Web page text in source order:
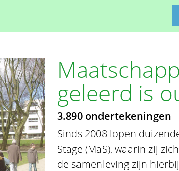
geleerd is
3.890 ondertekeningen
Sinds 2008 lopen
Stage (MaS), waarin zij
de samenleving zijn